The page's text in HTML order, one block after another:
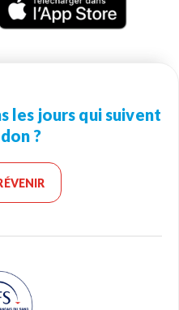
les jours qui suivent
?